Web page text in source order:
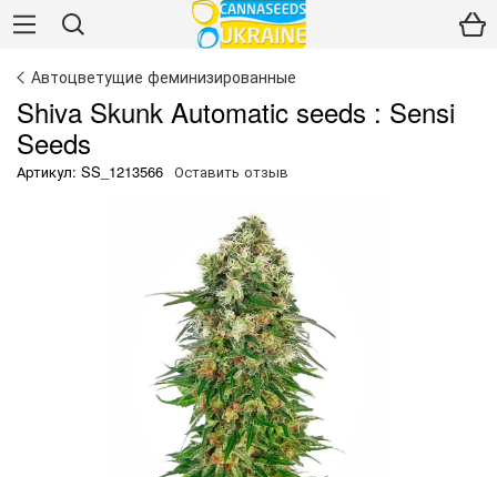
Автоцветущие феминизированные
Shiva Skunk Automatic seeds : Sensi
Seeds
Артикул: SS_1213566 Оставить отзыв